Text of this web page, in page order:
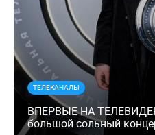
ТЕЛЕКАНАЛЫ
ВПЕРВЫЕ НА
большой сольный